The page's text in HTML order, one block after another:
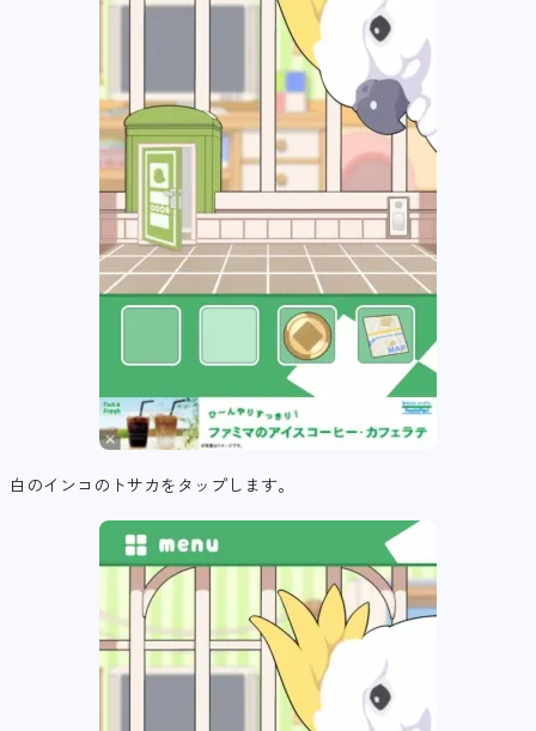
白のインコのトサカをタップします。